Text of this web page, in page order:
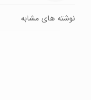
نوشته های مشابه